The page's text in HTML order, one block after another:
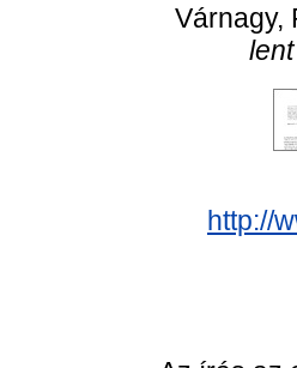
Várnagy,
http://